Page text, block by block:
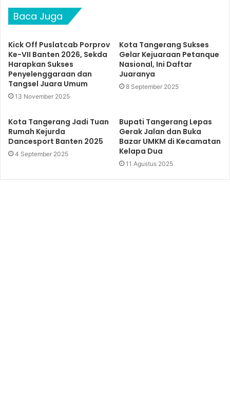
Baca Juga
Kick Off Puslatcab Porprov
Ke-VII Banten 2026, Sekda
Harapkan Sukses
Penyelenggaraan dan
Tangsel Juara Umum
13 November 2025
Kota Tangerang Sukses
Gelar Kejuaraan Petanque
Nasional, Ini Daftar
Juaranya
8 September 2025
Kota Tangerang Jadi Tuan
Rumah Kejurda
Dancesport Banten 2025
4 September 2025
Bupati Tangerang Lepas
Gerak Jalan dan Buka
Bazar UMKM di Kecamatan
Kelapa Dua
11 Agustus 2025